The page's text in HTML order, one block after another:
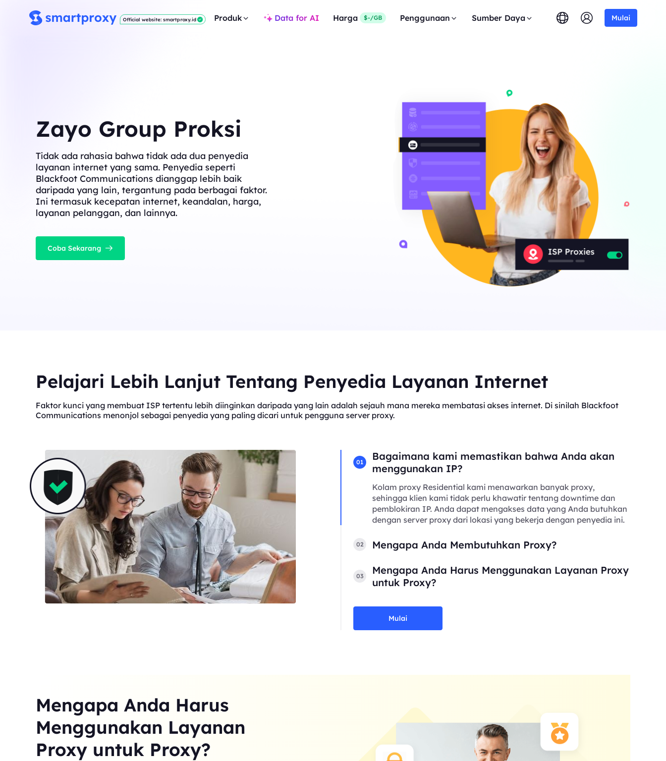
Official website: smartproxy.id Produk Data for AI Harga $-/GB Penggunaan Sumber Daya Mulai
Zayo Group Proksi
Tidak ada rahasia bahwa tidak ada dua penyedia
layanan internet yang sama. Penyedia seperti
Blackfoot Communications dianggap lebih baik
daripada yang lain, tergantung pada berbagai faktor.
Ini termasuk kecepatan internet, keandalan, harga,
layanan pelanggan, dan lainnya.
Coba Sekarang
Pelajari Lebih Lanjut Tentang Penyedia Layanan Internet
Faktor kunci yang membuat ISP tertentu lebih diinginkan daripada yang lain adalah sejauh mana mereka membatasi akses internet. Di sinilah Blackfoot
Communications menonjol sebagai penyedia yang paling dicari untuk pengguna server proxy.
01
Bagaimana kami memastikan bahwa Anda akan
menggunakan IP?
Kolam proxy Residential kami menawarkan banyak proxy,
sehingga klien kami tidak perlu khawatir tentang downtime dan
pemblokiran IP. Anda dapat mengakses data yang Anda butuhkan
dengan server proxy dari lokasi yang bekerja dengan penyedia ini.
02 Mengapa Anda Membutuhkan Proxy?
03
Mengapa Anda Harus Menggunakan Layanan Proxy
untuk Proxy?
Mulai
Mengapa Anda Harus
Menggunakan Layanan
Proxy untuk Proxy?